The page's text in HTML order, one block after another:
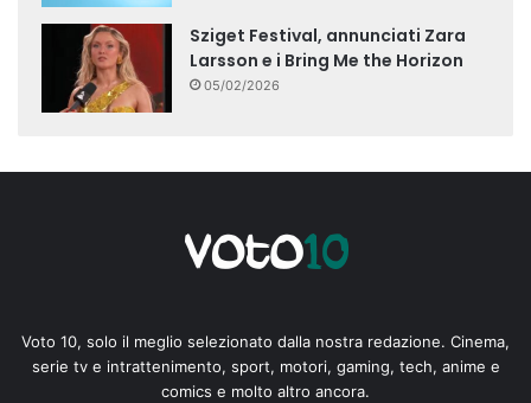
Sziget Festival, annunciati Zara
Larsson e i Bring Me the Horizon
05/02/2026
Voto 10, solo il meglio selezionato dalla nostra redazione. Cinema,
serie tv e intrattenimento, sport, motori, gaming, tech, anime e
comics e molto altro ancora.